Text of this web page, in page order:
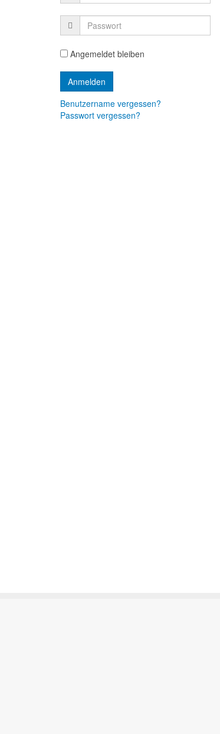
Angemeldet bleiben
Benutzername vergessen?
Passwort vergessen?